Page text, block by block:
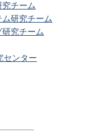
チーム
研究チーム
究チーム
センター